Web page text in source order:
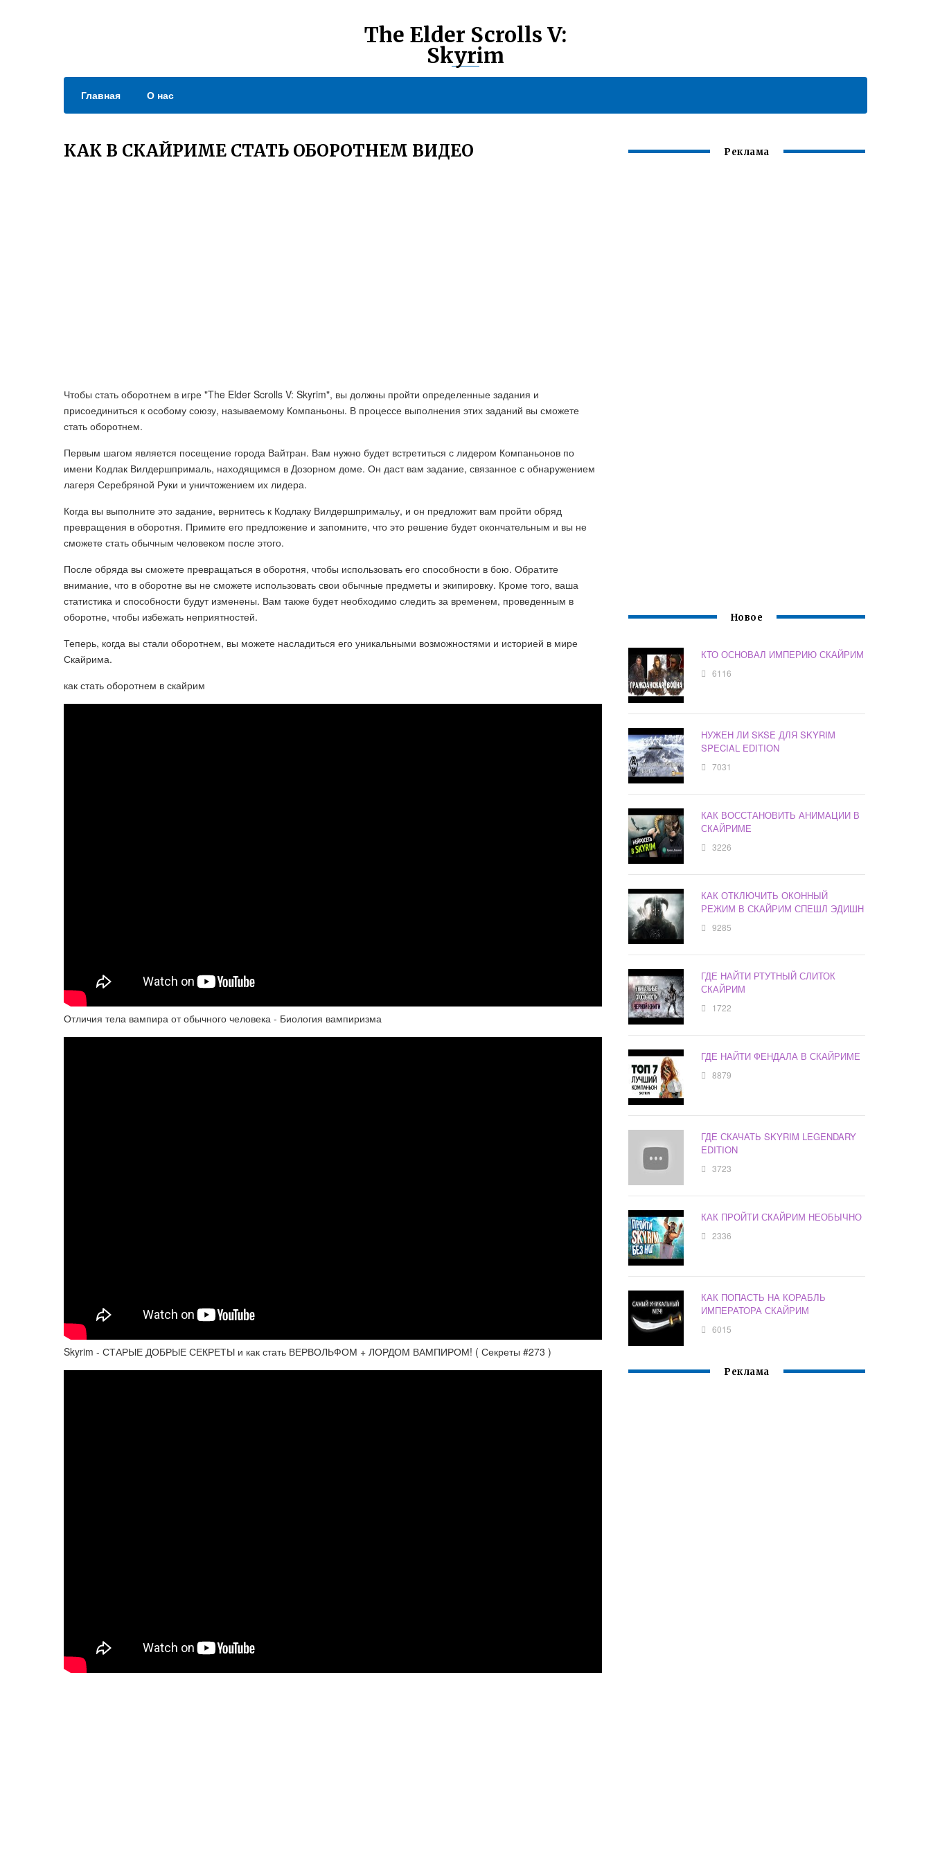
The Elder Scrolls V:
Skyrim
Главная О нас
КАК В СКАЙРИМЕ СТАТЬ ОБОРОТНЕМ ВИДЕО
Чтобы стать оборотнем в игре "The Elder Scrolls V: Skyrim", вы должны пройти определенные задания и
присоединиться к особому союзу, называемому Компаньоны. В процессе выполнения этих заданий вы сможете
стать оборотнем.
Первым шагом является посещение города Вайтран. Вам нужно будет встретиться с лидером Компаньонов по
имени Кодлак Вилдершпрималь, находящимся в Дозорном доме. Он даст вам задание, связанное с обнаружением
лагеря Серебряной Руки и уничтожением их лидера.
Когда вы выполните это задание, вернитесь к Кодлаку Вилдершпримальу, и он предложит вам пройти обряд
превращения в оборотня. Примите его предложение и запомните, что это решение будет окончательным и вы не
сможете стать обычным человеком после этого.
После обряда вы сможете превращаться в оборотня, чтобы использовать его способности в бою. Обратите
внимание, что в оборотне вы не сможете использовать свои обычные предметы и экипировку. Кроме того, ваша
статистика и способности будут изменены. Вам также будет необходимо следить за временем, проведенным в
оборотне, чтобы избежать неприятностей.
Теперь, когда вы стали оборотнем, вы можете насладиться его уникальными возможностями и историей в мире
Скайрима.
как стать оборотнем в скайрим
Отличия тела вампира от обычного человека - Биология вампиризма
Skyrim - СТАРЫЕ ДОБРЫЕ СЕКРЕТЫ и как стать ВЕРВОЛЬФОМ + ЛОРДОМ ВАМПИРОМ! ( Секреты #273 )
Реклама
Новое
КТО ОСНОВАЛ ИМПЕРИЮ СКАЙРИМ
6116
НУЖЕН ЛИ SKSE ДЛЯ SKYRIM
SPECIAL EDITION
7031
КАК ВОССТАНОВИТЬ АНИМАЦИИ В
СКАЙРИМЕ
3226
КАК ОТКЛЮЧИТЬ ОКОННЫЙ
РЕЖИМ В СКАЙРИМ СПЕШЛ ЭДИШН
9285
ГДЕ НАЙТИ РТУТНЫЙ СЛИТОК
СКАЙРИМ
1722
ГДЕ НАЙТИ ФЕНДАЛА В СКАЙРИМЕ
8879
ГДЕ СКАЧАТЬ SKYRIM LEGENDARY
EDITION
3723
КАК ПРОЙТИ СКАЙРИМ НЕОБЫЧНО
2336
КАК ПОПАСТЬ НА КОРАБЛЬ
ИМПЕРАТОРА СКАЙРИМ
6015
Реклама